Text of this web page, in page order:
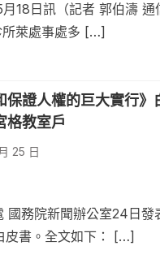
18日訊（記者 郭伯濤 通
所萊處事處多 […]
保證人權的巨大實行
格教室戶
25 日
國務院新聞辦公室24日發
皮書。全文如下： […]